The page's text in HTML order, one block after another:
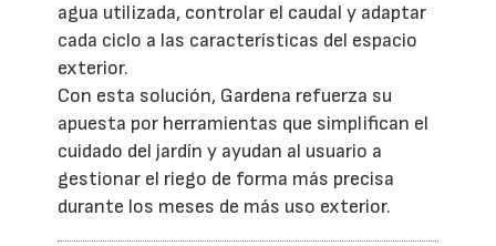
agua utilizada, controlar el caudal y adaptar
cada ciclo a las características del espacio
exterior.
Con esta solución, Gardena refuerza su
apuesta por herramientas que simplifican el
cuidado del jardín y ayudan al usuario a
gestionar el riego de forma más precisa
durante los meses de más uso exterior.